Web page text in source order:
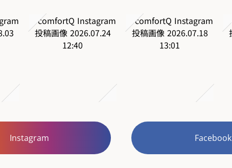
Instagram Facebook